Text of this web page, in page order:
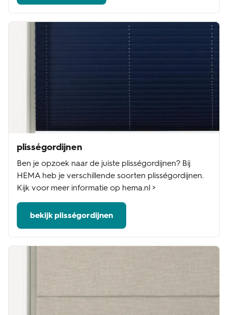
plisségordijnen
Ben je opzoek naar de juiste plisségordijnen? Bij
HEMA heb je verschillende soorten plisségordijnen.
Kijk voor meer informatie op hema.nl >
bekijk plisségordijnen